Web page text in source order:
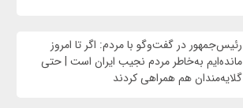
رئیس‌جمهور در گفت‌وگو با مردم: اگر تا امروز
مانده‌ایم به‌خاطر مردم نجیب ایران است | حتی
گلایه‌مندان هم همراهی کردند